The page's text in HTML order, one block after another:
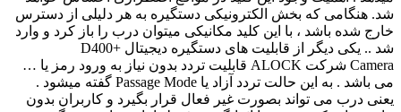
شد. هنگامی که بخش الکترونیکی دستگیره به هر دلیلی از دسترس
خارج شده باشد ، با این کلید مکانیکی میتوان درب را باز کرد و وارد
شد .. یکی دیگر از قابلیت های دستگیره دیجیتال D400+
Camera شرکت ALOCK قابلیت تردد بدون نیاز به ورود رمز یا …
می باشد . به این حالت تردد آزاد یا Passage Mode گفته میشود .
یعنی درب می تواند بصورت غیر فعال قرار بگیرد و کاربران بدون